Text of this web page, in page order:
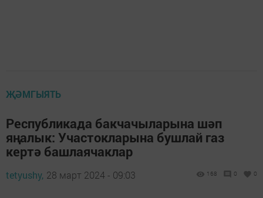
ҖӘМГЫЯТЬ
Республикада бакчачыларына шәп
яңалык: Участокларына бушлай газ
кертә башлаячаклар
tetyushy, 28 март 2024 - 09:03 168 0 0